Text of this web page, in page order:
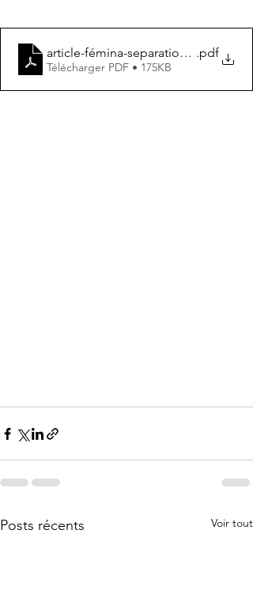
article-fémina-separation-mars-2025-
.pdf
Télécharger PDF • 175KB
Posts récents Voir tout